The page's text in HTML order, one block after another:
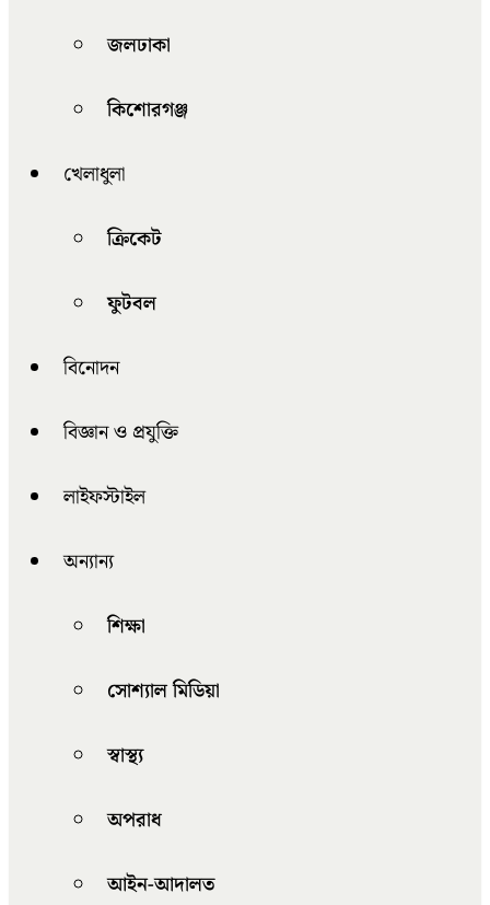
জলঢাকা
কিশোরগঞ্জ
খেলাধুলা
ক্রিকেট
ফুটবল
বিনোদন
বিজ্ঞান ও প্রযুক্তি
লাইফস্টাইল
অন্যান্য
শিক্ষা
সোশ্যাল মিডিয়া
স্বাস্থ্য
অপরাধ
আইন-আদালত